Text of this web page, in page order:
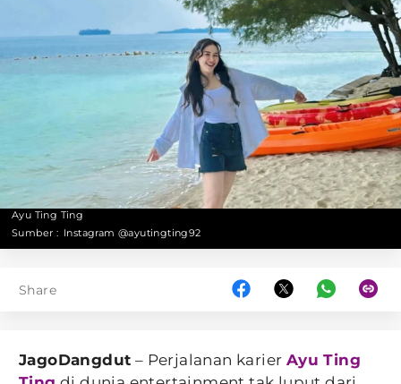
Ayu Ting Ting
Sumber : Instagram @ayutingting92
Share
JagoDangdut – Perjalanan karier Ayu Ting